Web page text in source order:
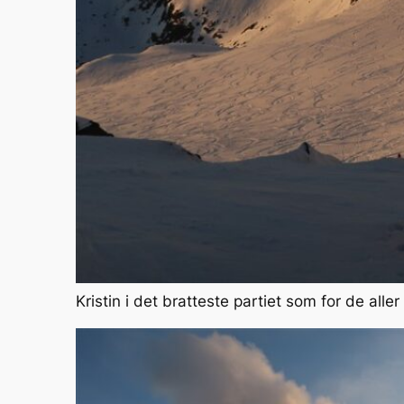
Kristin i det bratteste partiet som for de